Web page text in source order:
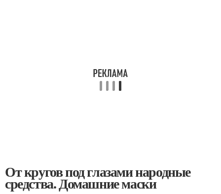
От кругов под глазами народные
средства. Домашние маски